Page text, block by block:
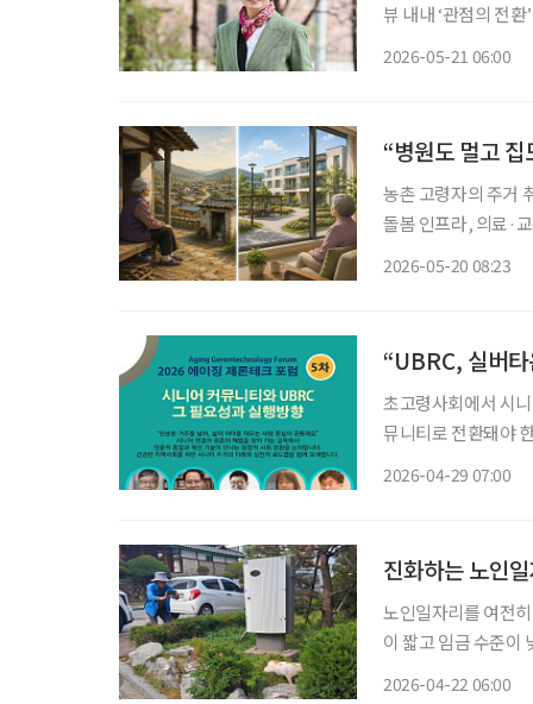
뷰 내내 ‘관점의 전
2026-05-21 06:00
“병원도 멀고
농촌 고령자의 주거
돌봄 인프라, 의료·
2026-05-20 08:23
“UBRC, 실버타
초고령사회에서 시
뮤니티로 전환돼야
2026-04-29 07:00
진화하는 노인
노인일자리를 여전
이 짧고 임금 수준이
2026-04-22 06:00